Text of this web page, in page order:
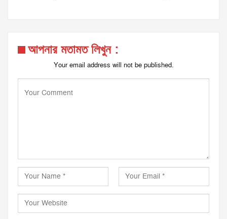
আপনার মতামত লিখুন :
Your email address will not be published.